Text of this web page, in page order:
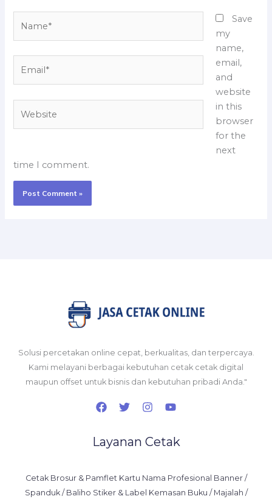
Save
my
name,
email,
and
website
in this
browser
for the
next
time I comment.
Solusi percetakan online cepat, berkualitas, dan terpercaya.
Kami melayani berbagai kebutuhan cetak cetak digital
maupun offset untuk bisnis dan kebutuhan pribadi Anda."
Layanan Cetak
Cetak Brosur & Pamflet Kartu Nama Profesional Banner /
Spanduk / Baliho Stiker & Label Kemasan Buku / Majalah /